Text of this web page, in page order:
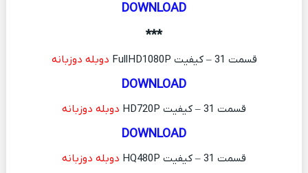
DOWNLOAD
***
قسمت 31 – کیفیت FullHD1080P دوبله دوزبانه
DOWNLOAD
قسمت 31 – کیفیت HD720P دوبله دوزبانه
DOWNLOAD
قسمت 31 – کیفیت HQ480P دوبله دوزبانه